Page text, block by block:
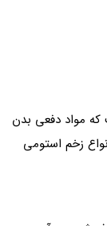
مواد دفعی بدن
زخم استومی